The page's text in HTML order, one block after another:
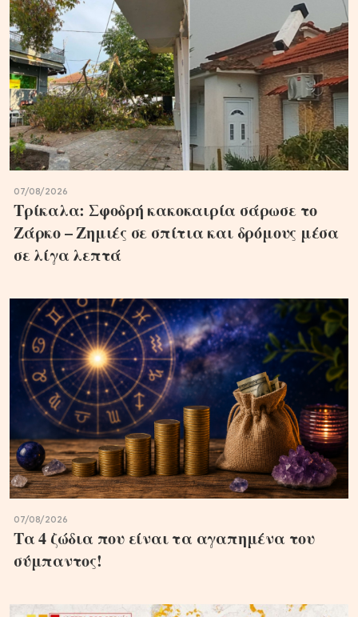
07/08/2026
Τρίκαλα: Σφοδρή κακοκαιρία σάρωσε το
Ζάρκο – Ζημιές σε σπίτια και δρόμους μέσα
σε λίγα λεπτά
07/08/2026
Τα 4 ζώδια που είναι τα αγαπημένα του
σύμπαντος!